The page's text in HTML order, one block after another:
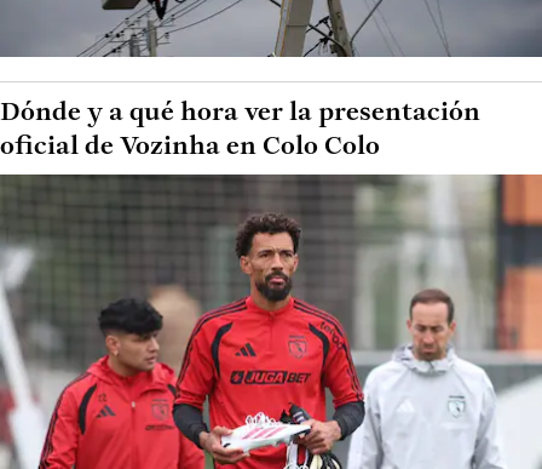
Dónde y a qué hora ver la presentación
oficial de Vozinha en Colo Colo